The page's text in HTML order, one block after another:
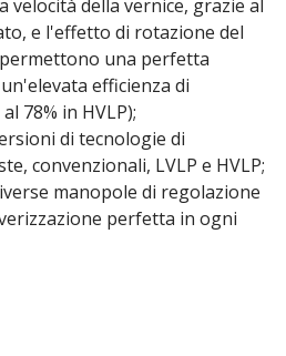
velocità della vernice, grazie al
e l'effetto di rotazione del
una perfetta
efficienza di
78% in HVLP);
di tecnologie di
convenzionali, LVLP e HVLP;
manopole di regolazione
perfetta in ogni